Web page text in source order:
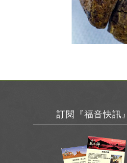
訂閱『福音快訊』